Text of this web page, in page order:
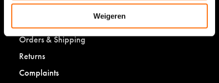
Weigeren
My customer account
Frequently asked questions
Orders & Shipping
Returns
Complaints